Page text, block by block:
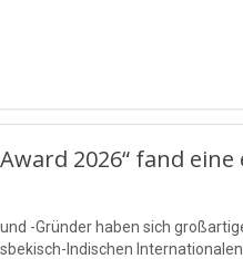
2026“ fand
-Gründer haben sich
Indischen